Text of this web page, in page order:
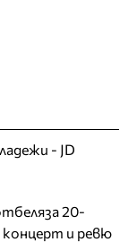
- JD
20-
и ревю